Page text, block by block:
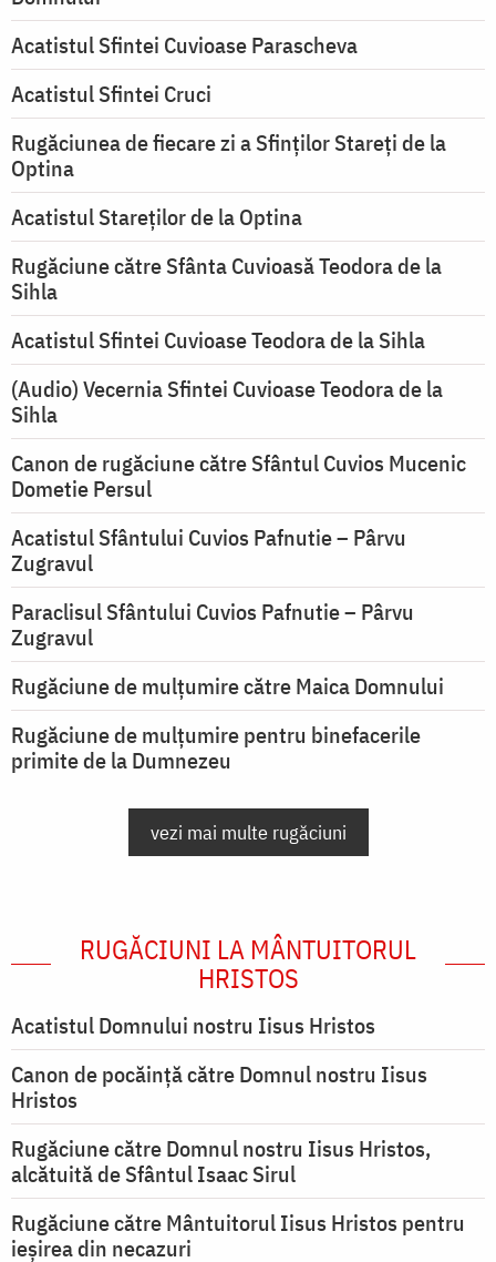
Acatistul Sfintei Cuvioase Parascheva
Acatistul Sfintei Cruci
Rugăciunea de fiecare zi a Sfinților Stareți de la
Optina
Acatistul Stareţilor de la Optina
Rugăciune către Sfânta Cuvioasă Teodora de la
Sihla
Acatistul Sfintei Cuvioase Teodora de la Sihla
(Audio) Vecernia Sfintei Cuvioase Teodora de la
Sihla
Canon de rugăciune către Sfântul Cuvios Mucenic
Dometie Persul
Acatistul Sfântului Cuvios Pafnutie – Pârvu
Zugravul
Paraclisul Sfântului Cuvios Pafnutie – Pârvu
Zugravul
Rugăciune de mulţumire către Maica Domnului
Rugăciune de mulțumire pentru binefacerile
primite de la Dumnezeu
vezi mai multe rugăciuni
RUGĂCIUNI LA MÂNTUITORUL
HRISTOS
Acatistul Domnului nostru Iisus Hristos
Canon de pocăință către Domnul nostru Iisus
Hristos
Rugăciune către Domnul nostru Iisus Hristos,
alcătuită de Sfântul Isaac Sirul
Rugăciune către Mântuitorul Iisus Hristos pentru
ieşirea din necazuri